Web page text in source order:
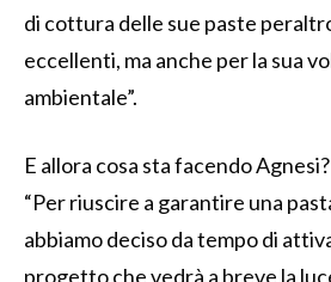
di cottura delle sue paste
eccellenti, ma anche per la sua
ambientale”.
E allora cosa sta facendo
“Per riuscire a garantire una
abbiamo deciso da tempo di
progetto che vedrà a breve la